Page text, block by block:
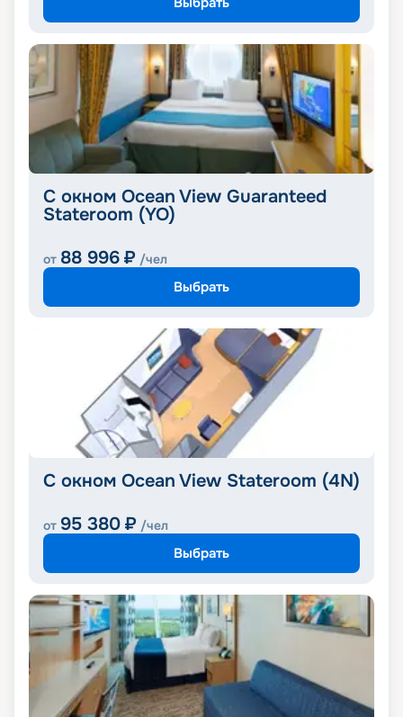
С окном Ocean View Guaranteed
Stateroom (YO)
от 88 996 ₽ /чел
Выбрать
С окном Ocean View Stateroom (4N)
от 95 380 ₽ /чел
Выбрать